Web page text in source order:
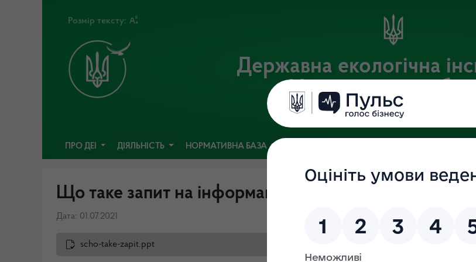
Розмір тексту:
Державна екологічна
Хмельницькій
Офіційний веб-портал
ПРО ДЕІ ДІЯЛЬНІСТЬ НОРМАТИВНА БАЗА
Що таке запит на інформацію
Дата: 01.07.2021
scho-take-zapit.ppt